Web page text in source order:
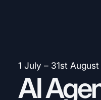
1 July – 31st
AI